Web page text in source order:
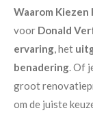
Waarom Kiezen
voor Donald
ervaring, het
benadering. Of
groot
om de juiste